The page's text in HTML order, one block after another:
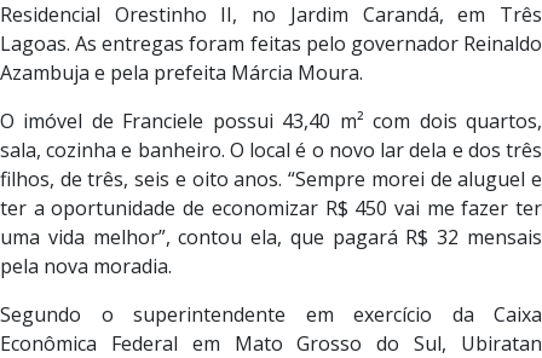
Residencial Orestinho II, no Jardim Carandá, em Três
Lagoas. As entregas foram feitas pelo governador Reinaldo
Azambuja e pela prefeita Márcia Moura.
O imóvel de Franciele possui 43,40 m² com dois quartos,
sala, cozinha e banheiro. O local é o novo lar dela e dos três
filhos, de três, seis e oito anos. “Sempre morei de aluguel e
ter a oportunidade de economizar R$ 450 vai me fazer ter
uma vida melhor”, contou ela, que pagará R$ 32 mensais
pela nova moradia.
Segundo o superintendente em exercício da Caixa
Econômica Federal em Mato Grosso do Sul, Ubiratan